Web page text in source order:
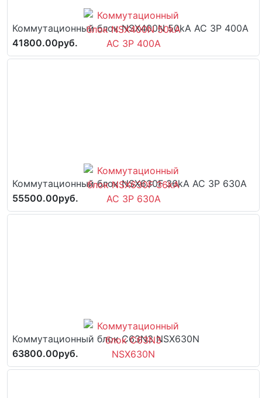
Коммутационный блок NSX400N 50kA AC 3P 400A
41800.00руб.
Коммутационный блок NSX630F 36kA AC 3P 630A
55500.00руб.
Коммутационный блок C63N3 NSX630N
63800.00руб.